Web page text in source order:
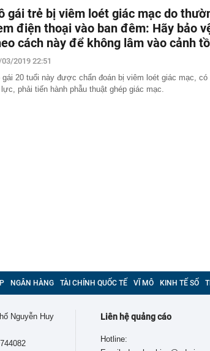
USD từ xe điện năm 2025-2026, ước tính lỗ thêm 3,3 tỷ
2027
gái trẻ bị viêm loét giác mạc do
điện thoại vào ban đêm: Hãy bảo
cách này để không lâm vào cảnh
2019 22:51
gái 20 tuổi này được chẩn đoán bị viêm loét giác mạc,
phải tiến hành phẫu thuật ghép giác mạc.
NGÂN HÀNG TÀI CHÍNH QUỐC TẾ VĨ MÔ KINH TẾ SỐ
Nguyễn Huy
Liên hệ quảng cáo
Hotline: